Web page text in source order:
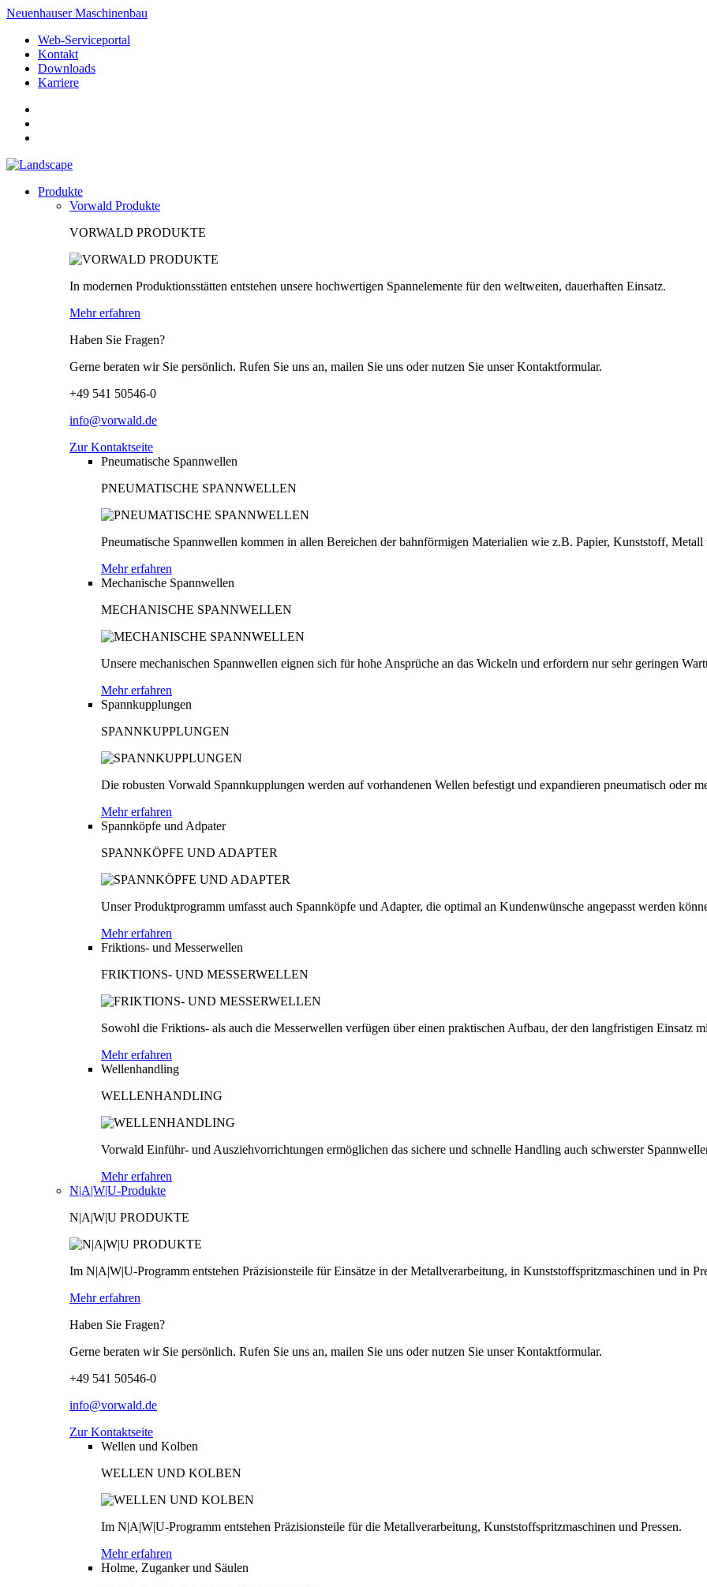
Neuenhauser Maschinenbau
Web-Serviceportal
Kontakt
Downloads
Karriere
Produkte
Vorwald Produkte
VORWALD PRODUKTE
In modernen Produktionsstätten entstehen unsere hochwertigen Spannelemente für den weltweiten, dauerhaften Einsatz.
Mehr erfahren
Haben Sie Fragen?
Gerne beraten wir Sie persönlich. Rufen Sie uns an, mailen Sie uns oder nutzen Sie unser Kontaktformular.
+49 541 50546-0
info@vorwald.de
Zur Kontaktseite
Pneumatische Spannwellen
PNEUMATISCHE SPANNWELLEN
Pneumatische Spannwellen kommen in allen Bereichen der bahnförmigen Materialien wie z.B. Papier, Kunststoff,
Mehr erfahren
Mechanische Spannwellen
MECHANISCHE SPANNWELLEN
Unsere mechanischen Spannwellen eignen sich für hohe Ansprüche an das Wickeln und erfordern nur sehr geringen
Mehr erfahren
Spannkupplungen
SPANNKUPPLUNGEN
Die robusten Vorwald Spannkupplungen werden auf vorhandenen Wellen befestigt und expandieren pneumatisch oder
Mehr erfahren
Spannköpfe und Adpater
SPANNKÖPFE UND ADAPTER
Unser Produktprogramm umfasst auch Spannköpfe und Adapter, die optimal an Kundenwünsche angepasst werden
Mehr erfahren
Friktions- und Messerwellen
FRIKTIONS- UND MESSERWELLEN
Sowohl die Friktions- als auch die Messerwellen verfügen über einen praktischen Aufbau, der den langfristigen Einsatz
Mehr erfahren
Wellenhandling
WELLENHANDLING
Vorwald Einführ- und Ausziehvorrichtungen ermöglichen das sichere und schnelle Handling auch schwerster
Mehr erfahren
N|A|W|U-Produkte
N|A|W|U PRODUKTE
Im N|A|W|U-Programm entstehen Präzisionsteile für Einsätze in der Metallverarbeitung, in Kunststoffspritzmaschinen und in
Mehr erfahren
Haben Sie Fragen?
Gerne beraten wir Sie persönlich. Rufen Sie uns an, mailen Sie uns oder nutzen Sie unser Kontaktformular.
+49 541 50546-0
info@vorwald.de
Zur Kontaktseite
Wellen und Kolben
WELLEN UND KOLBEN
Im N|A|W|U-Programm entstehen Präzisionsteile für die Metallverarbeitung, Kunststoffspritzmaschinen und Pressen.
Mehr erfahren
Holme, Zuganker und Säulen